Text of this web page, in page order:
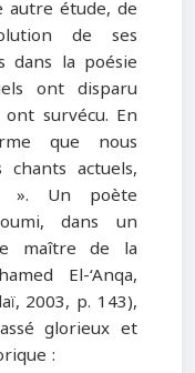
autre étude, de
de ses
dans la poésie
ont disparu
survécu. En
que nous
actuels,
dans un
maître de la
El-‘Anqa,
2003, p. 143),
glorieux et
: